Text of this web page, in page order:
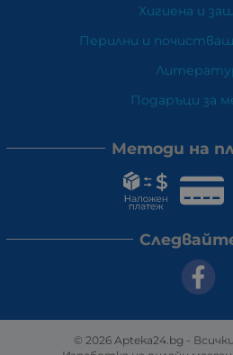
Хигиена и
Перилни и
Подаръци за
Методи на
© 2026 Apteka24.bg -